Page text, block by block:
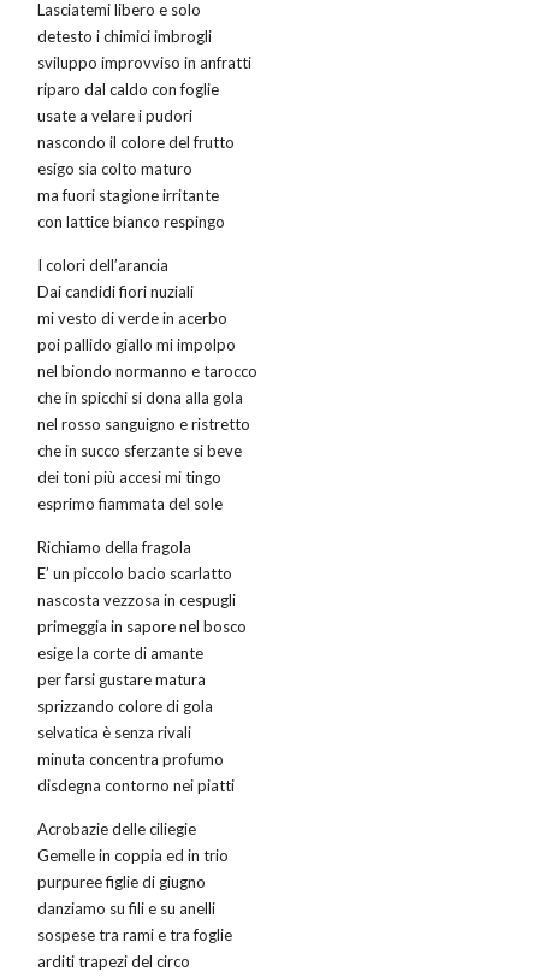
Lasciatemi libero e solo
detesto i chimici imbrogli
sviluppo improvviso in anfratti
riparo dal caldo con foglie
usate a velare i pudori
nascondo il colore del frutto
esigo sia colto maturo
ma fuori stagione irritante
con lattice bianco respingo
I colori dell’arancia
Dai candidi fiori nuziali
mi vesto di verde in acerbo
poi pallido giallo mi impolpo
nel biondo normanno e tarocco
che in spicchi si dona alla gola
nel rosso sanguigno e ristretto
che in succo sferzante si beve
dei toni più accesi mi tingo
esprimo fiammata del sole
Richiamo della fragola
E’ un piccolo bacio scarlatto
nascosta vezzosa in cespugli
primeggia in sapore nel bosco
esige la corte di amante
per farsi gustare matura
sprizzando colore di gola
selvatica è senza rivali
minuta concentra profumo
disdegna contorno nei piatti
Acrobazie delle ciliegie
Gemelle in coppia ed in trio
purpuree figlie di giugno
danziamo su fili e su anelli
sospese tra rami e tra foglie
arditi trapezi del circo